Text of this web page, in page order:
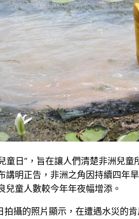
童日”，旨在讓人們清楚非洲兒童
講明正告，非洲之角因持續四年
兒童人數較今年年夜幅增添。
拍攝的照片顯示，在遭遇水災的